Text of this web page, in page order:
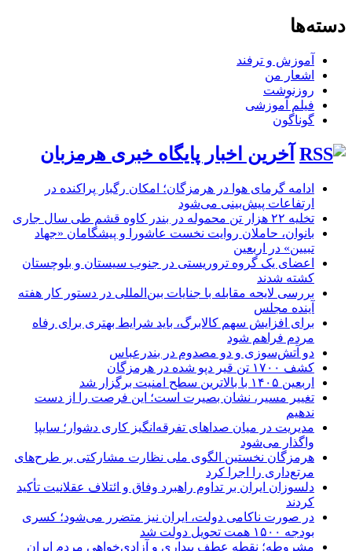
دسته‌ها
آموزش و ترفند
اشعار من
روزنوشت
فیلم آموزشی
گوناگون
آخرین اخبار پایگاه خبری هرمزبان
ادامه گرمای هوا در هرمزگان؛ امکان رگبار پراکنده در
ارتفاعات پیش‌بینی می‌شود
تخلیه ۲۲ هزار تن محموله در بندر کاوه قشم طی سال جاری
بانوان، حاملان روایت نخست عاشورا و پیشگامان «جهاد
تبیین» در اربعین
اعضای یک گروه تروریستی در جنوب سیستان و بلوچستان
کشته شدند
بررسی لایحه مقابله با جنایات بین‌المللی در دستور کار هفته
آینده مجلس
برای افزایش سهم کالابرگ، باید شرایط بهتری برای رفاه
مردم فراهم شود
دو آتش‌سوزی و دو مصدوم در بندرعباس
کشف ۱۷۰۰ تن قیر دپو شده در هرمزگان
اربعین ۱۴۰۵ با بالاترین سطح امنیت برگزار شد
تغییر مسیر، نشان بصیرت است؛ این فرصت را از دست
ندهیم
مدیریت در میان صداهای تفرقه‌انگیز کاری دشوار؛ سایپا
واگذار می‌شود
هرمزگان نخستین الگوی ملی نظارت مشارکتی بر طرح‌های
مرتع‌داری را اجرا کرد
دلسوزان ایران بر تداوم راهبرد وفاق و ائتلاف عقلانیت تأکید
کردند
در صورت ناکامی دولت، ایران نیز متضرر می‌شود؛ کسری
بودجه ۱۵۰۰ همت تحویل دولت شد
مشروطه؛ نقطه عطف بیداری و آزادی‌خواهی مردم ایران